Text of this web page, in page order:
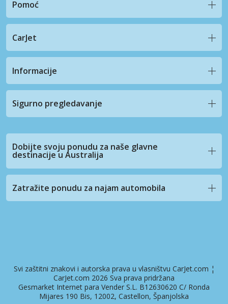
Pomoć
CarJet
Informacije
Sigurno pregledavanje
Dobijte svoju ponudu za naše glavne
destinacije u Australija
Zatražite ponudu za najam automobila
Svi zaštitni znakovi i autorska prava u vlasništvu CarJet.com ¦
CarJet.com 2026 Sva prava pridržana
Gesmarket Internet para Vender S.L. B12630620 C/ Ronda
Mijares 190 Bis, 12002, Castellon, Španjolska